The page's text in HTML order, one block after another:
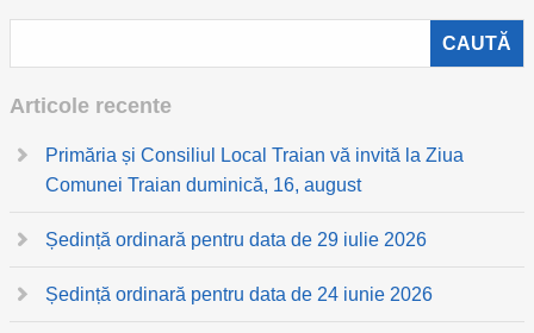
Articole recente
Primăria și Consiliul Local Traian vă invită la Ziua
Comunei Traian duminică, 16, august
Ședință ordinară pentru data de 29 iulie 2026
Ședință ordinară pentru data de 24 iunie 2026